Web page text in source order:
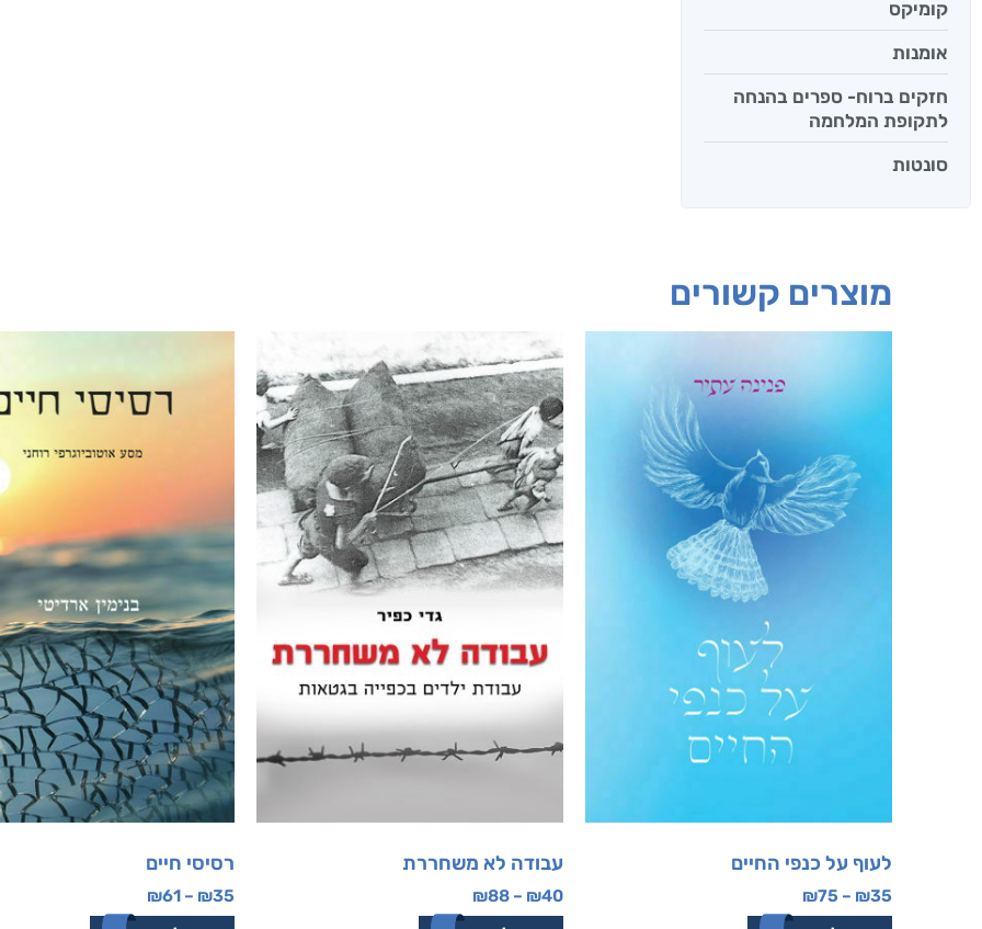
קומיקס
אומנות
חזקים ברוח- ספרים בהנחה
לתקופת המלחמה
סונטות
מוצרים קשורים
לעוף על כנפי החיים
₪35
–
₪75
עבודה לא משחררת
₪40
–
₪88
רסיסי חיים
₪35
–
₪61